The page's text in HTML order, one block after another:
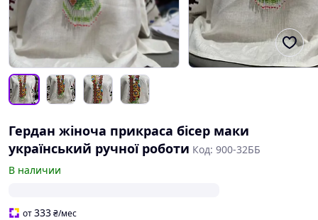
Гердан жіноча прикраса бісер маки
український ручної роботи Код: 900-32ББ
В наличии
от333₴/мес